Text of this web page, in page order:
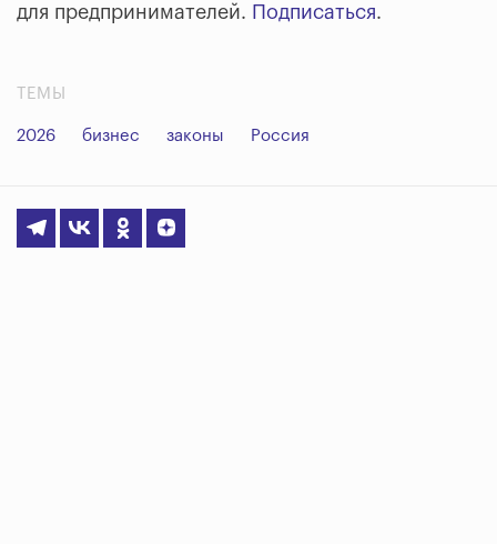
для предпринимателей. Подписаться.
ТЕМЫ
2026 бизнес законы Россия